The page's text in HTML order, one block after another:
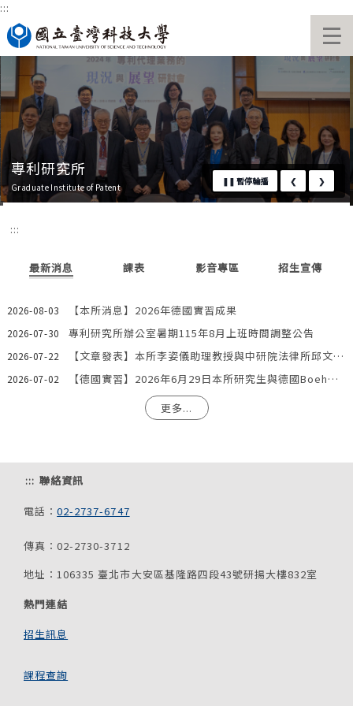
跳
到
主
要
區
:::
國立臺灣科技大學首頁
❚❚ 暫停輪播 ❮ ❯
專利研究所
Graduate Institute of Patent
:::
最新消息 課表 影音專區 招生宣傳
2026-08-03 【本所消息】2026年德國實習成果
2026-07-30 專利研究所辦公室暑期115年8月上班時間調整公告
2026-07-22 【文章發表】本所李姿儀助理教授與中研院法律所邱文聰研究員發表文章：「『合理使用』夠用嗎？AI模型訓練著作利用合法性之階段化分析與我國法制因應」
2026-07-02
【德國實習】2026年6月29日本所研究生與德國Boehmert & Boehmert專利事務所一同參訪歐洲專利局。
更多...
::: 聯絡資訊
電話：02-2737-6747
傳真：02-2730-3712
地址：106335 臺北市大安區基隆路四段43號研揚大樓832室
熱門連結
招生訊息
課程查詢